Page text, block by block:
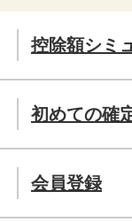
控除額シミ
初めての確
会員登録